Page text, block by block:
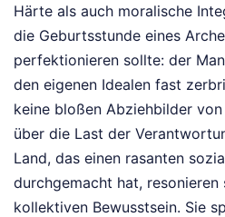
Härte als auch moralische
die Geburtsstunde eines
perfektionieren sollte: der
den eigenen Idealen fast
keine bloßen Abziehbilder
über die Last der
Land, das einen rasanten
durchgemacht hat,
kollektiven Bewusstsein. Sie